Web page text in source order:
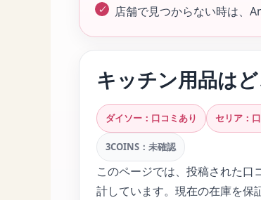
店舗で見つからない時は、
キッチン用品は
ダイソー：口コミあり セリア：
3COINS：未確認
このページでは、投稿された
計しています。現在の在庫を保